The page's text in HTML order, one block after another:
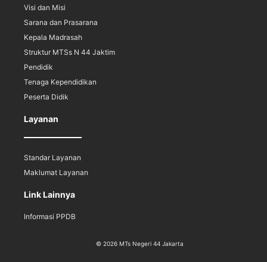
Visi dan Misi
Sarana dan Prasarana
Kepala Madrasah
Struktur MTSs N 44 Jaktim
Pendidik
Tenaga Kependidikan
Peserta Didik
Layanan
Standar Layanan
Maklumat Layanan
Link Lainnya
Informasi PPDB
© 2026 MTs Negeri 44 Jakarta